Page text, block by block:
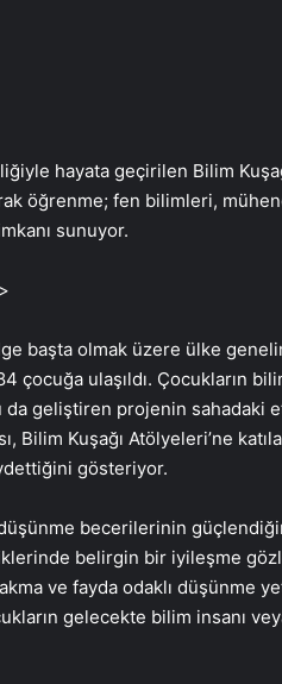
hayata geçirilen Bilim
öğrenme; fen bilimleri,
sunuyor.
başta olmak üzere ülke
ulaşıldı. Çocukların
geliştiren projenin sahadaki
Bilim Kuşağı Atölyeleri’ne
gösteriyor.
düşünme becerilerinin
belirgin bir iyileşme
ve fayda odaklı düşünme
gelecekte bilim insanı